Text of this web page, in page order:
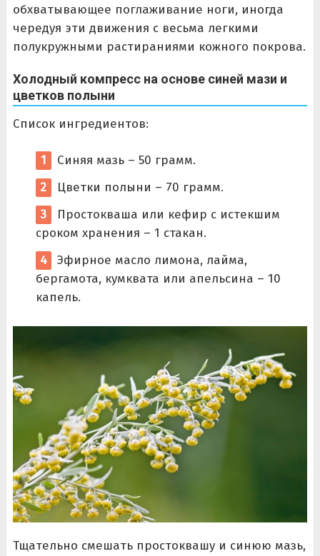
обхватывающее поглаживание ноги, иногда
чередуя эти движения с весьма легкими
полукружными растираниями кожного покрова.
Холодный компресс на основе синей мази и
цветков полыни
Список ингредиентов:
Синяя мазь – 50 грамм.
Цветки полыни – 70 грамм.
Простокваша или кефир с истекшим
сроком хранения – 1 стакан.
Эфирное масло лимона, лайма,
бергамота, кумквата или апельсина – 10
капель.
Тщательно смешать простоквашу и синюю мазь,